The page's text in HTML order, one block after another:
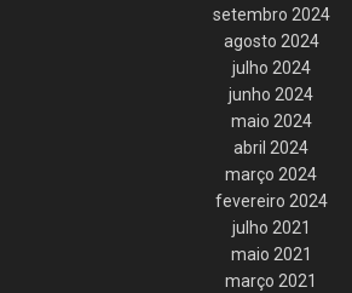
setembro 2024
agosto 2024
julho 2024
junho 2024
maio 2024
abril 2024
março 2024
fevereiro 2024
julho 2021
maio 2021
março 2021